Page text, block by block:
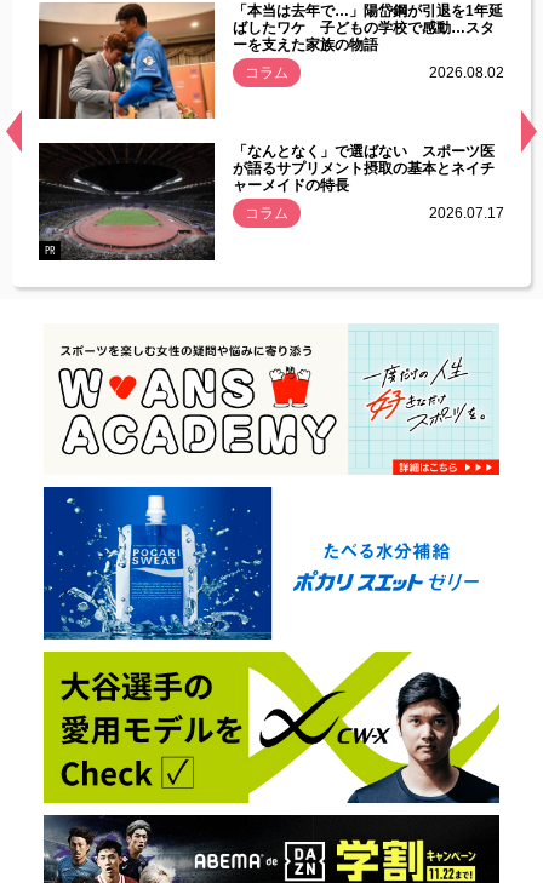
常
「本当は去年で…」陽岱鋼が引退を1年延
ばしたワケ 子どもの学校で感動…スタ
ーを支えた家族の物語
コラム
2026.08.02
PR
「なんとなく」で選ばない スポーツ医
が語るサプリメント摂取の基本とネイチ
ャーメイドの特長
コラム
2026.07.17